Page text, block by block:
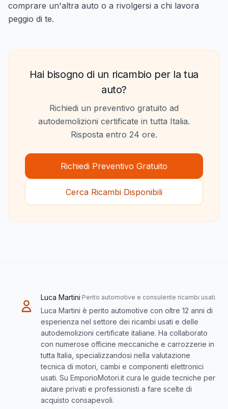
comprare un'altra auto o a rivolgersi a chi lavora
peggio di te.
Hai bisogno di un ricambio per la tua
auto?
Richiedi un preventivo gratuito ad
autodemolizioni certificate in tutta Italia.
Risposta entro 24 ore.
Richiedi Preventivo Gratuito
Cerca Ricambi Disponibili
Luca Martini·Perito automotive e consulente ricambi usati
Luca Martini è perito automotive con oltre 12 anni di
esperienza nel settore dei ricambi usati e delle
autodemolizioni certificate italiane. Ha collaborato
con numerose officine meccaniche e carrozzerie in
tutta Italia, specializzandosi nella valutazione
tecnica di motori, cambi e componenti elettronici
usati. Su EmporioMotori.it cura le guide tecniche per
aiutare privati e professionisti a fare scelte di
acquisto consapevoli.